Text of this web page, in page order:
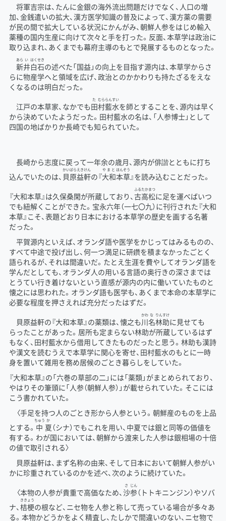
将軍吉宗は、たんに金銀の海外流出問題だけでなく、人口の増
加、金銭遣いの拡大、漢方医学知識の普及によって、漢方薬の需要
が民の間で拡大している状況にかんがみ、朝鮮人参をはじめ輸入
薬種の国内生産に向けて次々と手を打った。反面、本草学は政治に
取り込まれ、あくまでも幕府主導のもとで発展するものとなった。
新
あら
井
い
白石
はくせき
の述べた「国益」の向上を目指す源内は、本草学からさ
らに物産学へと領域を広げ、政治とのかかわりも持たざるをえな
くなるのは明白だった。
江戸の本草家、なかでも田
た
村
むら
藍水
らんすい
を師とすることを、源内は早く
から決めていたようだった。田村藍水の名は、「人参博士」として
四国の地ばかりか長崎でも知られていた。
長崎から志度に戻って一年余の歳月、源内が俳諧とともに打ち
込んでいたのは、 貝原益軒
かいばらえきけん
の『大和
やまと
本草
ほんぞう
』を読み込むことだった。
『大和本草』は久保桑閑が所蔵しており、古高松
ふるたかまつ
に足を運べばいつ
でも紐解くことができた。宝永六年（一七〇九）に刊行された『大和
本草』こそ、表題どおり日本における本草学の歴史を画する名著
だった。
平賀源内といえば、オランダ語や医学をかじってはみるものの、
すべて中途で投げ出し、何一つ満足に研鑽を積まなかったごとく
語られるが、それは間違いだ。たとえ生涯を費やしてオランダ語を
学んだとしても、オランダ人の用いる言語の奥行きの深さまでは
とうてい行き着けないという直感が源内の内に働いていたものと
懐之には思われた。オランダ語も医学も、あくまで本命の本草学に
必要な程度を押さえれば充分だったはずだ。
貝原益軒の『大和本草』の薬類は、懐之も川
かわ
名
な
林助
りんすけ
に見せても
らったことがあった。居所も定まらない林助が所蔵しているはず
もなく、田村藍水から借用してきたものだったと思う。林助も漢詩
や漢文を読むうえで本草学に関心を寄せ、田村藍水のもとに一時
身を置いて雑用を務め居候のごとき暮らしをしていた。
『大和本草』の「六巻の草部の二」には「薬類」がまとめられており、
やはりその筆頭に「人参（朝鮮人参）」が載せられていた。そこには
こう書かれていた。
〈手足を持つ人のごとき形から人参という。朝鮮産のものを上品
とする。 中
ちゅう
夏
か
（シナ）でもこれを用い、中夏では銀と同等の価値を
有する。わが国においては、朝鮮から渡来した人参は銀相場の十倍
の値で取引される〉
貝原益軒は、まず名称の由来、そして日本において朝鮮人参がい
かに珍重されているのかを述べ、次のように続けていた。
〈本物の人参が貴重で高価なため、 沙
さ
参
じん
（トトキニンジン）やソバ
ナ、桔梗
ききょう
の根など、ニセ物を人参と称して売っている場合が多々あ
る。本物かどうかをよく精査し、たしかで間違いのない、ニセ物で